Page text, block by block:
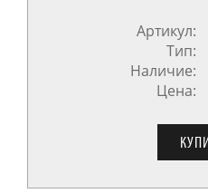
Артикул:
Тип:
Наличие:
Цена: